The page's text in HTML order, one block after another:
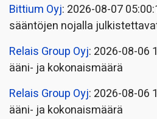
Bittium Oyj: 2026-08-07
sääntöjen nojalla
Relais Group Oyj: 2026-08-06
ääni- ja kokonaismäärä
Relais Group Oyj: 2026-08-06
ääni- ja kokonaismäärä